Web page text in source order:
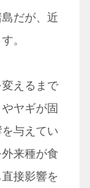
だが、近
。
えるまで
ヤギが固
与えてい
来種が食
接影響を